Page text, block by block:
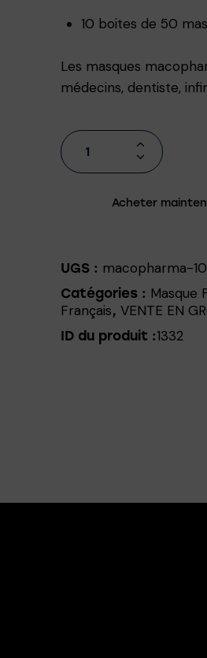
10 boites de 50
Les masques
médecins, dentiste,
Acheter
UGS : macopharma-10
Catégories : Masque
Français, VENTE EN
ID du produit :1332